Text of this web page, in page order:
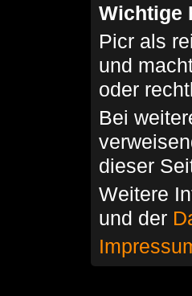
Wichtige
Picr als
und
oder
Bei
dieser
Weitere
und der